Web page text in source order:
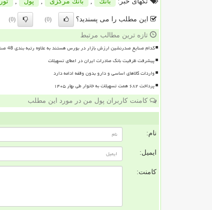
این مطلب را می پسندید؟ (0)
(0)
تازه ترین مطالب مرتبط
کدام صنایع صدرنشین ارزش بازار در بورس هستند به علاوه رتبه بندی 48 صنعت بورسی
پیشرفت ظرفیت بانک صادرات ایران در اعطای تسهیلات
واردات کالاهای اساسی و دارو بدون وقفه ادامه دارد
پرداخت ۶۸۲ همت تسهیلات به خانوار طی بهار ۱۴۰۵
کامنت کاربران پول من در مورد این مطلب
نام:
ایمیل:
کامنت: